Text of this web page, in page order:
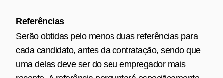
Referências
Serão obtidas pelo menos duas referências para
cada candidato, antes da contratação, sendo que
uma delas deve ser do seu empregador mais